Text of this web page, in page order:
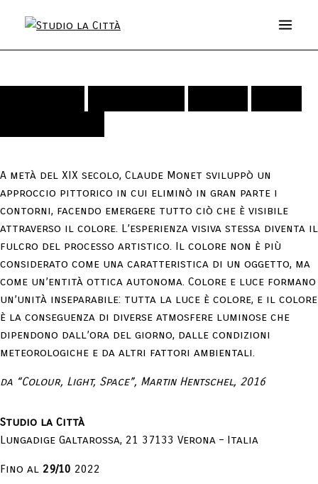
ULTRAMARINBLAU DUNKEL UND
A metà del XIX secolo, Claude Monet sviluppò un
approccio pittorico in cui eliminò in gran parte i
contorni, facendo emergere tutto ciò che è visibile
attraverso il colore. L’esperienza visiva stessa diventa il
fulcro del processo artistico. Il colore non è più
considerato come una caratteristica di un oggetto, ma
come un’entità ottica autonoma. Colore e luce formano
un’unità inseparabile: tutta la luce è colore, e il colore
è la conseguenza di diverse atmosfere luminose che
dipendono dall’ora del giorno, dalle condizioni
meteorologiche e da altri fattori ambientali.
da “Colour, Light, Space”, Martin Hentschel, 2016
Studio la Città
Lungadige Galtarossa, 21 37133 Verona – Italia
Fino al 29/10 2022